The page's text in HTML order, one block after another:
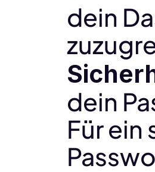
dein
dein
Für ein